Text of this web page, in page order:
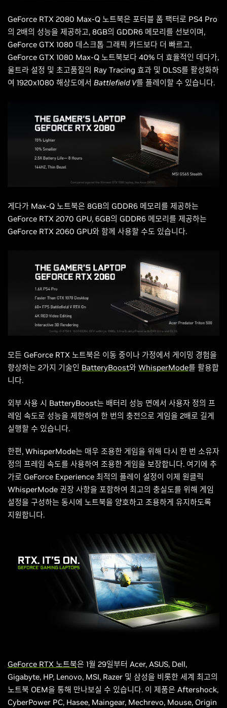
GeForce RTX 2080 Max-Q 노트북은 포터블 폼 팩터로 PS4 Pro
의 2배의 성능을 제공하고, 8GB의 GDDR6 메모리를 선보이며,
GeForce GTX 1080 데스크톱 그래픽 카드보다 더 빠르고,
GeForce GTX 1080 Max-Q 노트북보다 40% 더 효율적인 데다가,
울트라 설정 및 초고품질의 Ray Tracing 효과 및 DLSS를 활성화하
여 1920x1080 해상도에서 Battlefield V를 플레이할 수 있습니다.
게다가 Max-Q 노트북은 8GB의 GDDR6 메모리를 제공하는
GeForce RTX 2070 GPU, 6GB의 GDDR6 메모리를 제공하는
GeForce RTX 2060 GPU와 함께 사용할 수도 있습니다.
모든 GeForce RTX 노트북은 이동 중이나 가정에서 게이밍 경험을
향상하는 2가지 기술인 BatteryBoost와 WhisperMode를 활용합
니다.
외부 사용 시 BatteryBoost는 배터리 성능 면에서 사용자 정의 프
레임 속도로 성능을 제한하여 한 번의 충전으로 게임을 2배로 길게
실행할 수 있습니다.
한편, WhisperMode는 매우 조용한 게임을 위해 다시 한 번 소유자
정의 프레임 속도를 사용하여 조용한 게임을 보장합니다. 여기에 추
가로 GeForce Experience 최적의 플레이 설정이 이제 원클릭
WhisperMode 권장 사항을 포함하여 최고의 충실도를 위해 게임
설정을 구성하는 동시에 노트북을 양호하고 조용하게 유지하도록
지원합니다.
GeForce RTX 노트북은 1월 29일부터 Acer, ASUS, Dell,
Gigabyte, HP, Lenovo, MSI, Razer 및 삼성을 비롯한 세계 최고의
노트북 OEM을 통해 만나보실 수 있습니다. 이 제품은 Aftershock,
CyberPower PC, Hasee, Maingear, Mechrevo, Mouse, Origin